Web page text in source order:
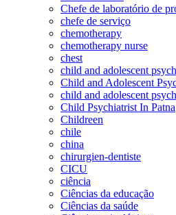
Chefe de laboratório de
chefe de serviço
chemotherapy
chemotherapy nurse
chest
child and adolescent
Child and Adolescent
child and adolescent
Child Psychiatrist In Patna
Childreen
chile
china
chirurgien-dentiste
CICU
ciência
Ciências da educação
Ciências da saúde